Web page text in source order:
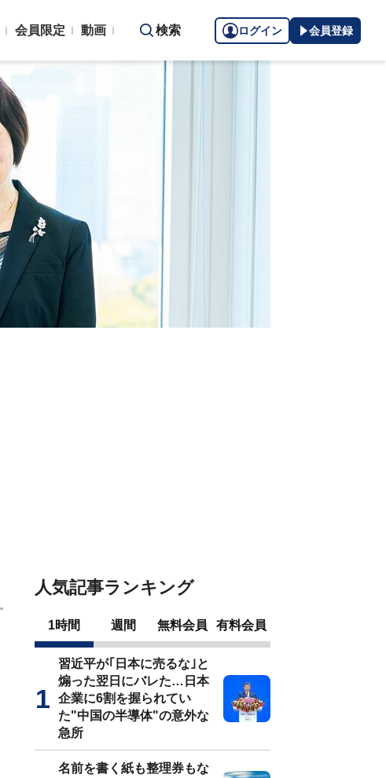
会員限定 動画 検索 ログイン 会員登録
人気記事ランキング
1時間 週間 無料会員 有料会員
習近平が｢日本に売るな｣と
煽った翌日にバレた…日本
企業に6割を握られてい
た"中国の半導体"の意外な
急所
名前を書く紙も整理券もな